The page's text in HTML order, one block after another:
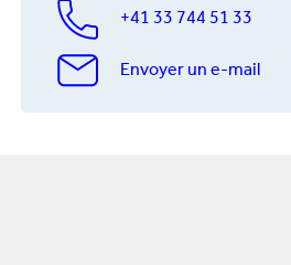
+41 33 744 51 33
Envoyer un e-mail